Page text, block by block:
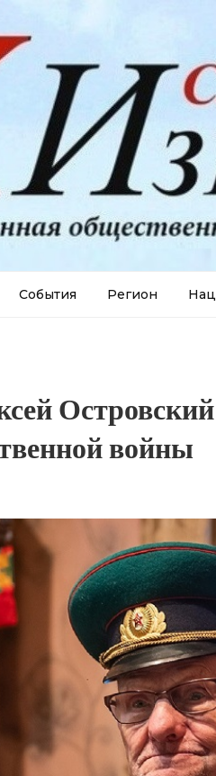
События Регион
войны